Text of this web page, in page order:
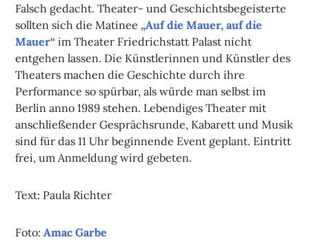
Falsch gedacht. Theater- und Geschichtsbegeisterte
sollten sich die Matinee„Auf die Mauer, auf die
Mauer“ im Theater Friedrichstatt Palast nicht
entgehen lassen. Die Künstlerinnen und Künstler des
Theaters machen die Geschichte durch ihre
Performance so spürbar, als würde man selbst im
Berlin anno 1989 stehen. Lebendiges Theater mit
anschließender Gesprächsrunde, Kabarett und Musik
sind für das 11 Uhr beginnende Event geplant. Eintritt
frei, um Anmeldung wird gebeten.
Text: Paula Richter
Foto:Amac Garbe